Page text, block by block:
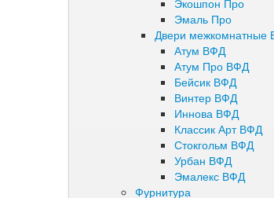
Экошпон Про
Эмаль Про
Двери межкомнатные
Атум ВФД
Атум Про ВФД
Бейсик ВФД
Винтер ВФД
Иннова ВФД
Классик Арт ВФД
Стокгольм ВФД
Урбан ВФД
Эмалекс ВФД
Фурнитура